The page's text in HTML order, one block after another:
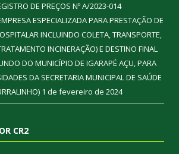
DE PREÇOS Nº A/2023-014
ESPECIALIZADA PARA PRESTAÇÃO DE
INCLUINDO COLETA, TRANSPORTE,
INCINERAÇÃO) E DESTINO FINAL
DO MUNICÍPIO DE IGARAPÉ AÇU, PARA
DA SECRETARIA MUNICIPAL DE SAÚDE
1 de fevereiro de 2024
CR2